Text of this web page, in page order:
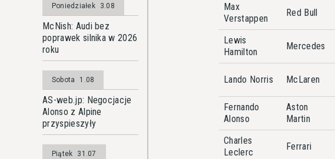
Poniedziałek 3.08
McNish: Audi bez
poprawek silnika w 2026
roku
Sobota 1.08
AS-web.jp: Negocjacje
Alonso z Alpine
przyspieszyły
Piątek 31.07
Max
Verstappen
Red Bull
Lewis
Hamilton
Mercedes
Lando Norris McLaren
Fernando
Alonso
Aston
Martin
Charles
Leclerc
Ferrari